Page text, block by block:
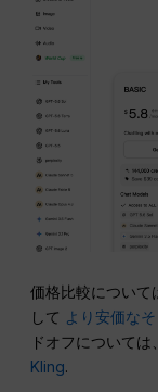
価格比較について
して より安価な
ドオフについて
Kling.